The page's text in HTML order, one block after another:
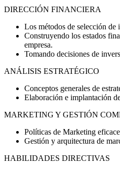
DIRECCIÓN FINANCIERA
Los métodos de selección de
Construyendo los estados
empresa.
Tomando decisiones de
ANÁLISIS ESTRATÉGICO
Conceptos generales de
Elaboración e implantación
MARKETING Y GESTIÓN
Políticas de Marketing
Gestión y arquitectura de
HABILIDADES DIRECTIVAS